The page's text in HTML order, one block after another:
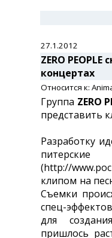
27.1.2012
ZERO
концертах
Относится к:
Группа ZERO
представить
Разработку
(http://
клипом на
Съемки
спец-
для
пришлось